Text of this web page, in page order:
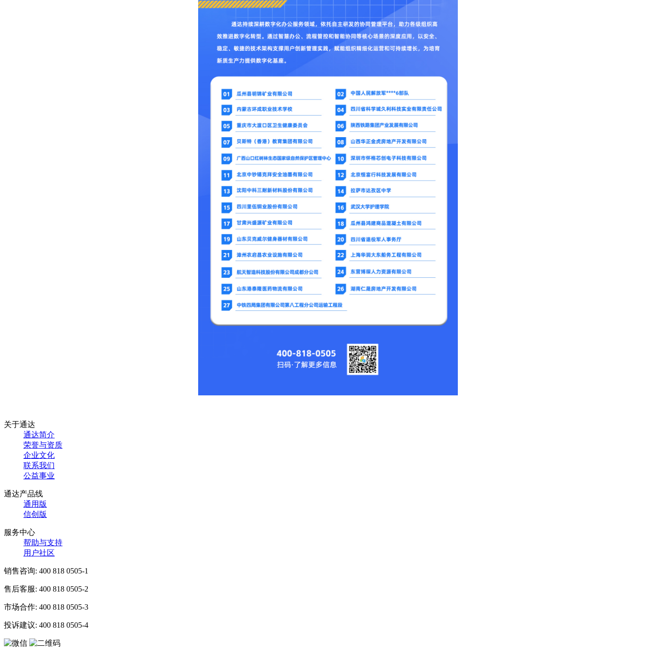
关于通达
通达简介
荣誉与资质
企业文化
联系我们
公益事业
通达产品线
通用版
信创版
服务中心
帮助与支持
用户社区
销售咨询: 400 818 0505-1
售后客服: 400 818 0505-2
市场合作: 400 818 0505-3
投诉建议: 400 818 0505-4